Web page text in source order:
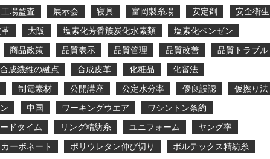
工場監査 展示会 寝具 富岡製糸場 安定剤
安全衛生
大阪 塩素化芳香族炭化水素類
塩素化ベンゼン
商品政策 品質表示 品質管理 品質改善
品質トラブル
合成繊維の融点 合成皮革 化粧品
化審法
制電素材 公開講座 公定水分率 優良誤認
仮撚り法
中国 ワーキングウエア
ワシントン条約
ドタイム リング精紡糸 ユニフォーム
ヤング率
ーボネート ポリウレタン伸び切り
ボルテックス精紡糸